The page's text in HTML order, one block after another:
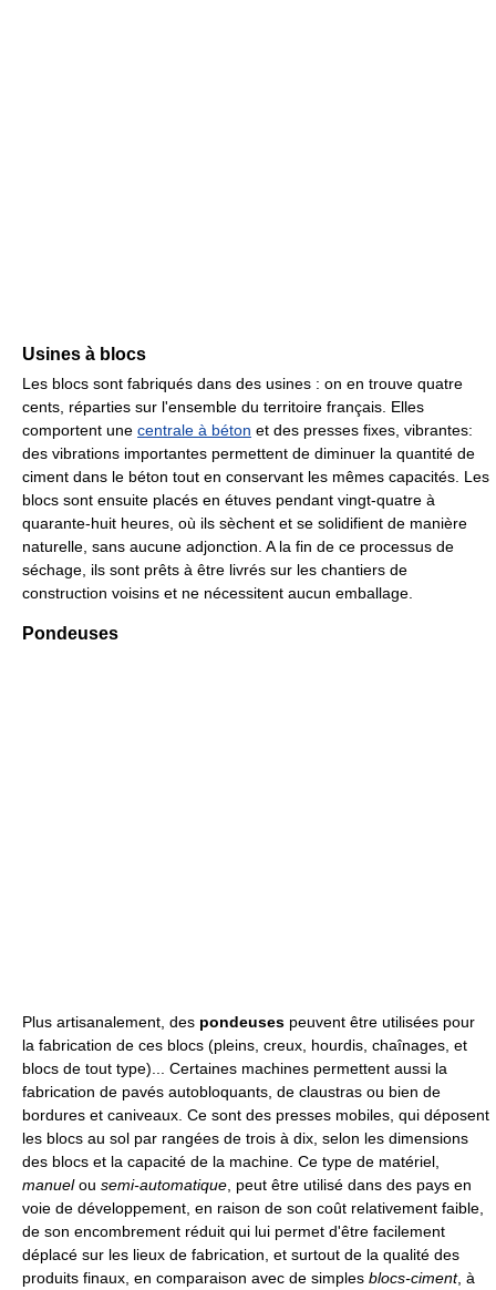
Usines à blocs
Les blocs sont fabriqués dans des usines : on en trouve quatre
cents, réparties sur l'ensemble du territoire français. Elles
comportent une centrale à béton et des presses fixes, vibrantes:
des vibrations importantes permettent de diminuer la quantité de
ciment dans le béton tout en conservant les mêmes capacités. Les
blocs sont ensuite placés en étuves pendant vingt-quatre à
quarante-huit heures, où ils sèchent et se solidifient de manière
naturelle, sans aucune adjonction. A la fin de ce processus de
séchage, ils sont prêts à être livrés sur les chantiers de
construction voisins et ne nécessitent aucun emballage.
Pondeuses
Plus artisanalement, des pondeuses peuvent être utilisées pour
la fabrication de ces blocs (pleins, creux, hourdis, chaînages, et
blocs de tout type)... Certaines machines permettent aussi la
fabrication de pavés autobloquants, de claustras ou bien de
bordures et caniveaux. Ce sont des presses mobiles, qui déposent
les blocs au sol par rangées de trois à dix, selon les dimensions
des blocs et la capacité de la machine. Ce type de matériel,
manuelou semi-automatique , peut être utilisé dans des pays en
voie de développement, en raison de son coût relativement faible,
de son encombrement réduit qui lui permet d'être facilement
déplacé sur les lieux de fabrication, et surtout de la qualité des
produits finaux, en comparaison avec de simples blocs-ciment, à